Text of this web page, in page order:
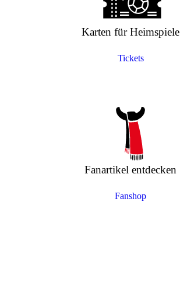
Karten für Heimspiele
Tickets
Fanartikel entdecken
Fanshop